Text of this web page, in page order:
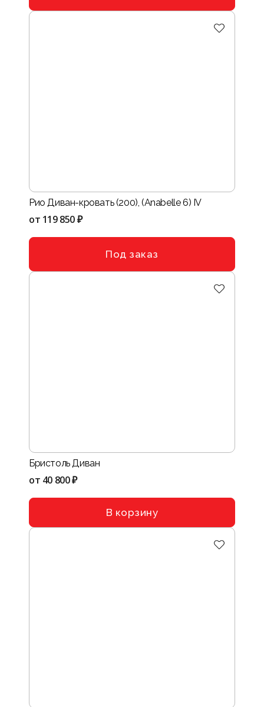
Рио Диван-кровать (200), (Anabelle 6) IV
от 119 850 ₽
Под заказ
Бристоль Диван
от 40 800 ₽
В корзину